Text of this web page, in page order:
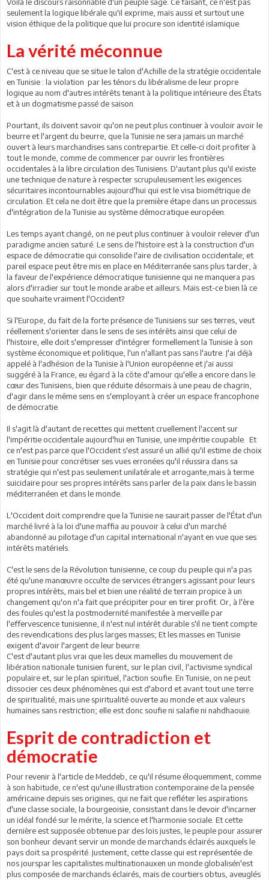
seulement la logique libérale qu'il exprime, mais aussi et surtout une
vision éthique de la politique que lui procure son identité islamique.
La vérité méconnue
C'est à ce niveau que se situe le talon d'Achille de la stratégie occidentale
en Tunisie : la violation par les ténors du libéralisme de leur propre
logique au nom d'autres intérêts tenant à la politique intérieure des États
et à un dogmatisme passé de saison.
Pourtant, ils doivent savoir qu'on ne peut plus continuer à vouloir avoir le
beurre et l'argent du beurre, que la Tunisie ne sera jamais un marché
ouvert à leurs marchandises sans contrepartie. Et celle-ci doit profiter à
tout le monde, comme de commencer par ouvrir les frontières
occidentales à la libre circulation des Tunisiens. D'autant plus qu'il existe
une technique de nature à respecter scrupuleusement les exigences
sécuritaires incontournables aujourd'hui qui est le visa biométrique de
circulation. Et cela ne doit être que la première étape dans un processus
d'intégration de la Tunisie au système démocratique européen.
Les temps ayant changé, on ne peut plus continuer à vouloir relever d'un
paradigme ancien saturé. Le sens de l'histoire est à la construction d'un
espace de démocratie qui consolide l'aire de civilisation occidentale; et
pareil espace peut être mis en place en Méditerranée sans plus tarder, à
la faveur de l'expérience démocratique tunisienne qui ne manquera pas
alors d'irradier sur tout le monde arabe et ailleurs. Mais est-ce bien là ce
que souhaite vraiment l'Occident?
Si l'Europe, du fait de la forte présence de Tunisiens sur ses terres, veut
réellement s'orienter dans le sens de ses intérêts ainsi que celui de
l'histoire, elle doit s'empresser d'intégrer formellement la Tunisie à son
système économique et politique, l'un n'allant pas sans l'autre. J'ai déjà
appelé à l'adhésion de la Tunisie à l'Union européenne et j'ai aussi
suggéré à la France, eu égard à la côte d'amour qu'elle a encore dans le
cœur des Tunisiens, bien que réduite désormais à une peau de chagrin,
d'agir dans le même sens en s'employant à créer un espace francophone
de démocratie.
Il s'agit là d'autant de recettes qui mettent cruellement l'accent sur
l'impéritie occidentale aujourd'hui en Tunisie, une impéritie coupable. Et
ce n'est pas parce que l'Occident s'est assuré un allié qu'il estime de choix
en Tunisie pour concrétiser ses vues erronées qu'il réussira dans sa
stratégie qui n'est pas seulement unilatérale et arrogante,mais à terme
suicidaire pour ses propres intérêts sans parler de la paix dans le bassin
méditerranéen et dans le monde.
L'Occident doit comprendre que la Tunisie ne saurait passer de l'État d'un
marché livré à la loi d'une maffia au pouvoir à celui d'un marché
abandonné au pilotage d'un capital international n'ayant en vue que ses
intérêts matériels.
C'est le sens de la Révolution tunisienne, ce coup du peuple qui n'a pas
été qu'une manœuvre occulte de services étrangers agissant pour leurs
propres intérêts, mais bel et bien une réalité de terrain propice à un
changement qu'on n'a fait que précipiter pour en tirer profit. Or, à l'ère
des foules qu'est la postmodernité manifestée à merveille par
l'effervescence tunisienne, il n'est nul intérêt durable s'il ne tient compte
des revendications des plus larges masses; Et les masses en Tunisie
exigent d'avoir l'argent de leur beurre.
C'est d'autant plus vrai que les deux mamelles du mouvement de
libération nationale tunisien furent, sur le plan civil, l'activisme syndical
populaire et, sur le plan spirituel, l'action soufie. En Tunisie, on ne peut
dissocier ces deux phénomènes qui est d'abord et avant tout une terre
de spiritualité, mais une spiritualité ouverte au monde et aux valeurs
humaines sans restriction; elle est donc soufie ni salafie ni nahdhaouie.
Esprit de contradiction et
démocratie
Pour revenir à l'article de Meddeb, ce qu'il résume éloquemment, comme
à son habitude, ce n'est qu'une illustration contemporaine de la pensée
américaine depuis ses origines, qui ne fait que refléter les aspirations
d'une classe sociale, la bourgeoisie, consistant dans le devoir d'incarner
un idéal fondé sur le mérite, la science et l'harmonie sociale. Et cette
dernière est supposée obtenue par des lois justes, le peuple pour assurer
son bonheur devant servir un monde de marchands éclairés auxquels le
pays doit sa prospérité. Justement, cette classe qui est représentée de
nos jourspar les capitalistes multinationauxen un monde globalisén'est
plus composée de marchands éclairés, mais de courtiers obtus, aveuglés